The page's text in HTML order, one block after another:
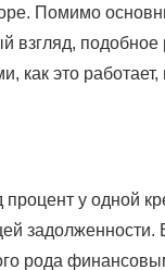
Помимо
взгляд,
это работает,
у одной
задолженности.
рода